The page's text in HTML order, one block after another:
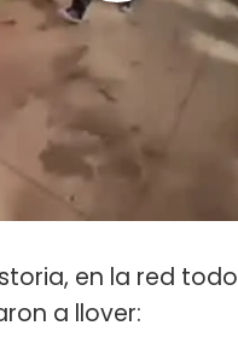
en la red
a llover: